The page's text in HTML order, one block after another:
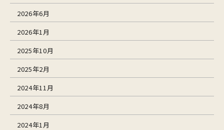
2026年6月
2026年1月
2025年10月
2025年2月
2024年11月
2024年8月
2024年1月